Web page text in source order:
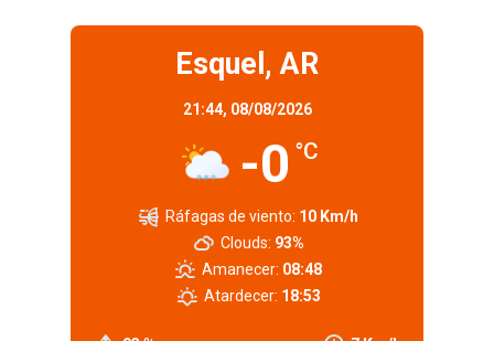
Esquel, AR
21:44, 08/08/2026
-0 °C
Ráfagas de viento: 10 Km/h
Clouds: 93%
Amanecer: 08:48
Atardecer: 18:53